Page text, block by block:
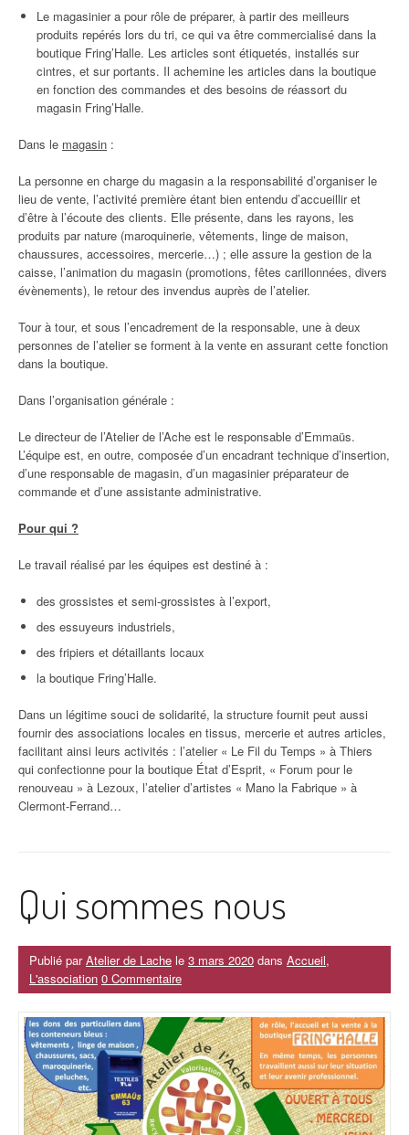
Le magasinier a pour rôle de préparer, à partir des meilleurs
produits repérés lors du tri, ce qui va être commercialisé dans la
boutique Fring’Halle. Les articles sont étiquetés, installés sur
cintres, et sur portants. Il achemine les articles dans la boutique
en fonction des commandes et des besoins de réassort du
magasin Fring’Halle.
Dans le magasin :
La personne en charge du magasin a la responsabilité d’organiser le
lieu de vente, l’activité première étant bien entendu d’accueillir et
d’être à l’écoute des clients. Elle présente, dans les rayons, les
produits par nature (maroquinerie, vêtements, linge de maison,
chaussures, accessoires, mercerie…) ; elle assure la gestion de la
caisse, l’animation du magasin (promotions, fêtes carillonnées, divers
évènements), le retour des invendus auprès de l’atelier.
Tour à tour, et sous l’encadrement de la responsable, une à deux
personnes de l’atelier se forment à la vente en assurant cette fonction
dans la boutique.
Dans l’organisation générale :
Le directeur de l’Atelier de l’Ache est le responsable d’Emmaüs.
L’équipe est, en outre, composée d’un encadrant technique d’insertion,
d’une responsable de magasin, d’un magasinier préparateur de
commande et d’une assistante administrative.
Pour qui ?
Le travail réalisé par les équipes est destiné à :
des grossistes et semi-grossistes à l’export,
des essuyeurs industriels,
des fripiers et détaillants locaux
la boutique Fring’Halle.
Dans un légitime souci de solidarité, la structure fournit peut aussi
fournir des associations locales en tissus, mercerie et autres articles,
facilitant ainsi leurs activités : l’atelier « Le Fil du Temps » à Thiers
qui confectionne pour la boutique État d’Esprit, « Forum pour le
renouveau » à Lezoux, l’atelier d’artistes « Mano la Fabrique » à
Clermont-Ferrand…
Qui sommes nous
Publié parAtelier de Lache le 3 mars 2020 dans Accueil,
L'association 0 Commentaire